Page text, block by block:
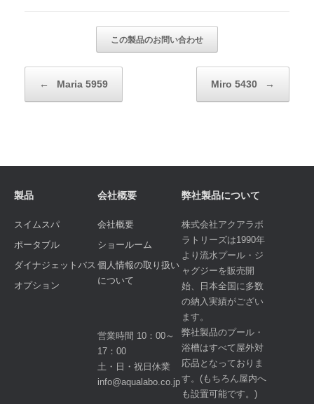
投稿ナビゲーション
← Maria 5959 Miro 5430 →
製品
スイムスパ
ポータブル
ダイナジェットバス
オプション
会社概要
会社概要
ショールーム
個人情報の取り扱い
について
営業時間 10：00～
17：00
土・日・祝日休業
info@aqualabo.co.jp
弊社製品について
株式会社アクアラボ
ラトリーズは1990年
より流水プール・ジ
ャグジーを販売開
始、日本全国に多数
の納入実績がござい
ます。
弊社製品のプール・
浴槽はすべて屋外対
応品となっておりま
す。(もちろん屋内へ
も設置可能です。)